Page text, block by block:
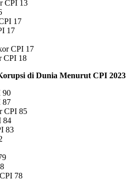
CPI 13
17
17
CPI 17
CPI 18
di Dunia Menurut CPI 2023
90
87
CPI 85
84
83
78